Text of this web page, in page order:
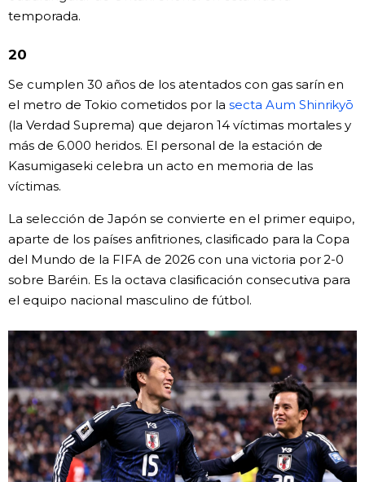
temporada.
20
Se cumplen 30 años de los atentados con gas sarín en
el metro de Tokio cometidos por la secta Aum Shinrikyō
(la Verdad Suprema) que dejaron 14 víctimas mortales y
más de 6.000 heridos. El personal de la estación de
Kasumigaseki celebra un acto en memoria de las
víctimas.
La selección de Japón se convierte en el primer equipo,
aparte de los países anfitriones, clasificado para la Copa
del Mundo de la FIFA de 2026 con una victoria por 2-0
sobre Baréin. Es la octava clasificación consecutiva para
el equipo nacional masculino de fútbol.